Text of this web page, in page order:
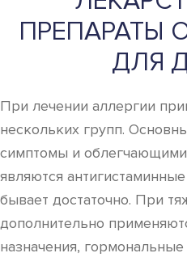
ПРЕПАРАТЫ
ДЛЯ
При лечении аллергии
нескольких групп.
симптомы и облегчающими
являются
бывает достаточно. При
дополнительно
назначения,